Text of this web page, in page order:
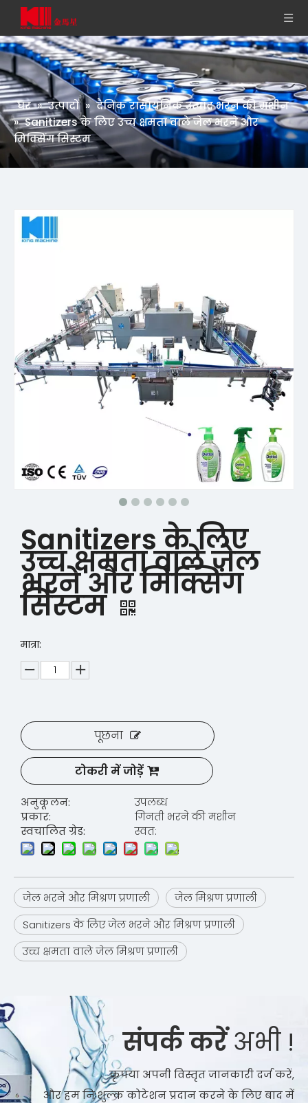
घर » उत्पादों » दैनिक रासायनिक उत्पाद भरने की मशीन
» Sanitizers के लिए उच्च क्षमता वाले जेल भरने और
मिक्सिंग सिस्टम
Sanitizers के लिए
उच्च क्षमता वाले जेल
भरने और मिक्सिंग
सिस्टम
मात्रा:
पूछना
टोकरी में जोड़ें
अनुकूलन:
उपलब्ध
प्रकार:
गिनती भरने की मशीन
स्वचालित ग्रेड:
स्वत:
जेल भरने और मिश्रण प्रणाली
जेल मिश्रण प्रणाली
Sanitizers के लिए जेल भरने और मिश्रण प्रणाली
उच्च क्षमता वाले जेल मिश्रण प्रणाली
संपर्क करेंअभी !
कृपया अपनी विस्तृत जानकारी दर्ज करें,
और हम निःशुल्क कोटेशन प्रदान करने के लिए बाद में